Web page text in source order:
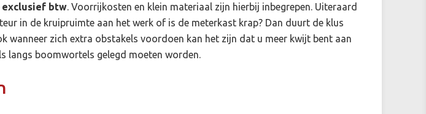
exclusief btw. Voorrijkosten en klein materiaal zijn hierbij inbegrepen. Uiteraard
in de kruipruimte aan het werk of is de meterkast krap? Dan duurt de klus
wanneer zich extra obstakels voordoen kan het zijn dat u meer kwijt bent aan
langs boomwortels gelegd moeten worden.